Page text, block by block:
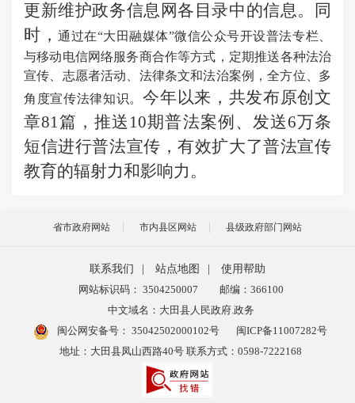
更新维护政务信息网各目录中的信息。同
时，通过在“大田融媒体”微信公众号开设普法专栏、
与移动电信网络服务商合作等方式 ，定期推送各种法治
宣传、志愿者活动、法律条文和法治案例，全方位、多
角度宣传法律知识。今年以来，共发布原创文
章81篇，推送10期普法案例、发送6万条
短信进行普法宣传，有效扩大了普法宣传
教育的辐射力和影响力。
省市政府网站 市内县区网站 县级政府部门网站
联系我们 站点地图
使用帮助
网站标识码： 3504250007
邮编：366100
中文域名：大田县人民政府.政务
闽公网安备号： 35042502000102号
闽ICP备11007282号
地址：大田县凤山西路40号 联系方式：0598-7222168